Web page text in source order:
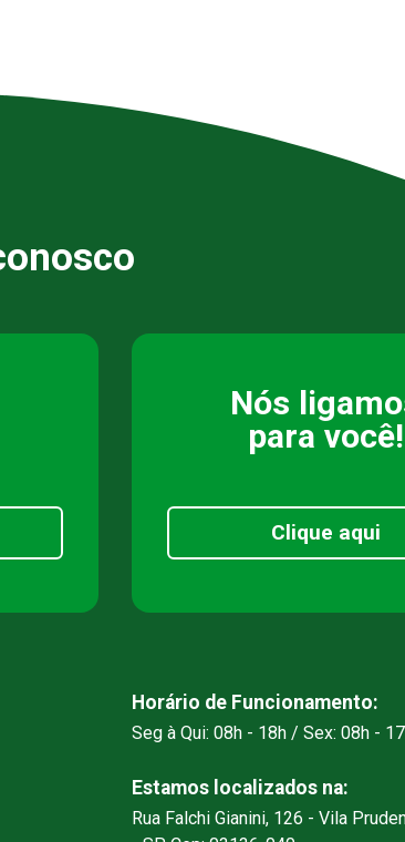
Nós
para você!
Clique aqui
Horário de Funcionamento:
Seg à Qui: 08h - 18h / Sex: 08h -
Estamos localizados na:
Rua Falchi Gianini, 126 - Vila